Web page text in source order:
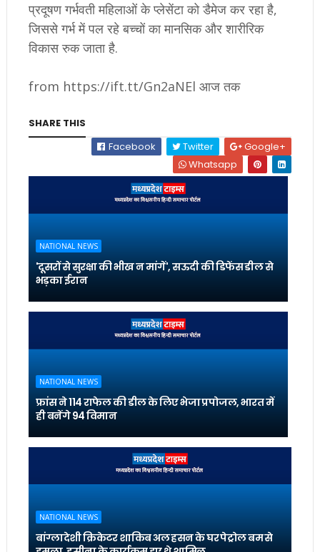
प्रदूषण गर्भवती महिलाओं के प्लेसेंटा को डैमेज कर रहा है,
जिससे गर्भ में पल रहे बच्चों का मानसिक और शारीरिक
विकास रुक जाता है.
from https://ift.tt/Gn2aNEl आज तक
SHARE THIS
Facebook
Twitter
Google+
Whatsapp
NATIONAL NEWS
'दूसरों से सुरक्षा की भीख न मांगें', सऊदी की डिफेंस डील से
भड़का ईरान
NATIONAL NEWS
फ्रांस ने 114 राफेल की डील के लिए भेजा प्रपोजल, भारत में
ही बनेंगे 94 विमान
NATIONAL NEWS
बांग्लादेशी क्रिकेटर शाकिब अल हसन के घर पेट्रोल बम से